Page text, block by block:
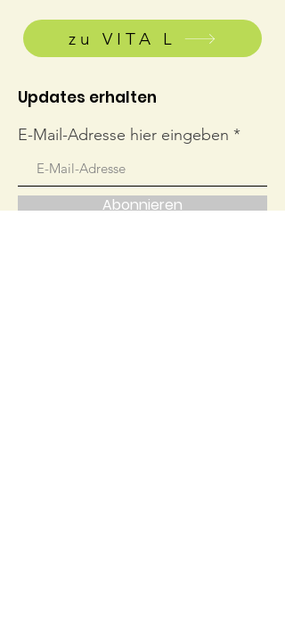
zu VITA L
Updates erhalten
E-Mail-Adresse hier eingeben
Abonnieren